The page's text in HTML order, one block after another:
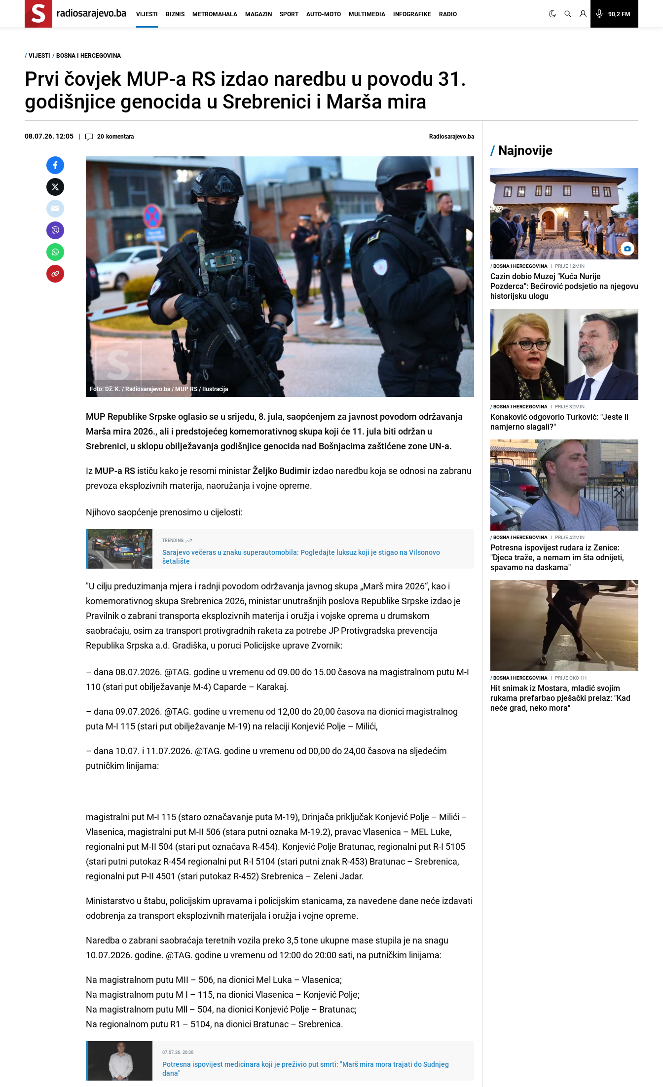
90,2 FM
VIJESTI BIZNIS METROMAHALA MAGAZIN SPORT AUTO-MOTO MULTIMEDIA INFOGRAFIKE RADIO
/ VIJESTI / BOSNA I HERCEGOVINA
Prvi čovjek MUP-a RS izdao naredbu u povodu 31.
godišnjice genocida u Srebrenici i Marša mira
08.07.26. 12:05 20 komentara Radiosarajevo.ba
Foto: Dž. K. / Radiosarajevo.ba / MUP RS / Ilustracija
MUP Republike Srpske oglasio se u srijedu, 8. jula, saopćenjem za javnost povodom održavanja
Marša mira 2026., ali i predstojećeg komemorativnog skupa koji će 11. jula biti održan u
Srebrenici, u sklopu obilježavanja godišnjice genocida nad Bošnjacima zaštićene zone UN-a.
Iz MUP-a RS ističu kako je resorni ministarŽeljko Budimir izdao naredbu koja se odnosi na zabranu
prevoza eksplozivnih materija, naoružanja i vojne opreme.
Njihovo saopćenje prenosimo u cijelosti:
TRENDING
Sarajevo večeras u znaku superautomobila: Pogledajte luksuz koji je stigao na Vilsonovo
šetalište
"U cilju preduzimanja mjera i radnji povodom održavanja javnog skupa „Marš mira 2026“, kao i
komemorativnog skupa Srebrenica 2026, ministar unutrašnjih poslova Republike Srpske izdao je
Pravilnik o zabrani transporta eksplozivnih materija i oružja i vojske oprema u drumskom
saobraćaju, osim za transport protivgradnih raketa za potrebe JP Protivgradska prevencija
Republika Srpska a.d. Gradiška, u poruci Policijske uprave Zvornik:
– dana 08.07.2026. @TAG. godine u vremenu od 09.00 do 15.00 časova na magistralnom putu M-I
110 (stari put obilježavanje M-4) Caparde – Karakaj.
– dana 09.07.2026. @TAG. godine u vremenu od 12,00 do 20,00 časova na dionici magistralnog
puta M-I 115 (stari put obilježavanje M-19) na relaciji Konjević Polje – Milići,
– dana 10.07. i 11.07.2026. @TAG. godine u vremenu od 00,00 do 24,00 časova na sljedećim
putničkim linijama:
magistralni put M-I 115 (staro označavanje puta M-19), Drinjača priključak Konjević Polje – Milići –
Vlasenica, magistralni put M-II 506 (stara putni oznaka M-19.2), pravac Vlasenica – MEL Luke,
regionalni put M-II 504 (stari put označava R-454). Konjević Polje Bratunac, regionalni put R-I 5105
(stari putni putokaz R-454 regionalni put R-I 5104 (stari putni znak R-453) Bratunac – Srebrenica,
regionalni put P-II 4501 (stari putokaz R-452) Srebrenica – Zeleni Jadar.
Ministarstvo u štabu, policijskim upravama i policijskim stanicama, za navedene dane neće izdavati
odobrenja za transport eksplozivnih materijala i oružja i vojne opreme.
Naredba o zabrani saobraćaja teretnih vozila preko 3,5 tone ukupne mase stupila je na snagu
10.07.2026. godine. @TAG. godine u vremenu od 12:00 do 20:00 sati, na putničkim linijama:
Na magistralnom putu MII – 506, na dionici Mel Luka – Vlasenica;
Na magistralnom putu M I – 115, na dionici Vlasenica – Konjević Polje;
Na magistralnom putu Mll – 504, na dionici Konjević Polje – Bratunac;
Na regionalnom putu R1 – 5104, na dionici Bratunac – Srebrenica.
07.07.26. 20:30
Potresna ispovijest medicinara koji je preživio put smrti: "Marš mira mora trajati do Sudnjeg
dana"
/ Najnovije
/BOSNA I HERCEGOVINA I PRIJE 12MIN
Cazin dobio Muzej "Kuća Nurije
Pozderca": Bećirović podsjetio na njegovu
historijsku ulogu
/BOSNA I HERCEGOVINA I PRIJE 32MIN
Konaković odgovorio Turković: "Jeste li
namjerno slagali?"
/BOSNA I HERCEGOVINA I PRIJE 42MIN
Potresna ispovijest rudara iz Zenice:
"Djeca traže, a nemam im šta odnijeti,
spavamo na daskama"
/BOSNA I HERCEGOVINA I PRIJE OKO 1H
Hit snimak iz Mostara, mladić svojim
rukama prefarbao pješački prelaz: "Kad
neće grad, neko mora"